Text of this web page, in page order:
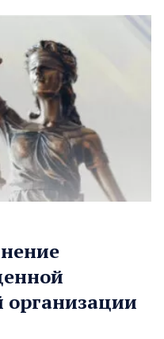
организации